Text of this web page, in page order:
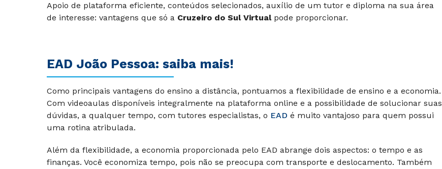
Apoio de plataforma eficiente, conteúdos selecionados, auxílio de um tutor e diploma na sua área
de interesse: vantagens que só a Cruzeiro do Sul Virtualpode proporcionar.
EAD João Pessoa: saiba mais!
Como principais vantagens do ensino a distância, pontuamos a flexibilidade de ensino e a economia.
Com videoaulas disponíveis integralmente na plataforma online e a possibilidade de solucionar suas
dúvidas, a qualquer tempo, com tutores especialistas, o EAD é muito vantajoso para quem possui
uma rotina atribulada.
Além da flexibilidade, a economia proporcionada pelo EAD abrange dois aspectos: o tempo e as
finanças. Você economiza tempo, pois não se preocupa com transporte e deslocamento. Também